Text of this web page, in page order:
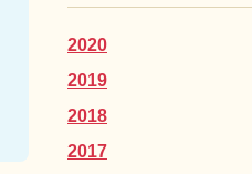
2020
2019
2018
2017